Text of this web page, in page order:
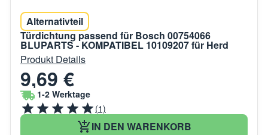
Alternativteil
Türdichtung passend für Bosch 00754066
BLUPARTS - KOMPATIBEL 10109207 für Herd
Produkt Details
9,69 €
1-2 Werktage
(1)
IN DEN WARENKORB